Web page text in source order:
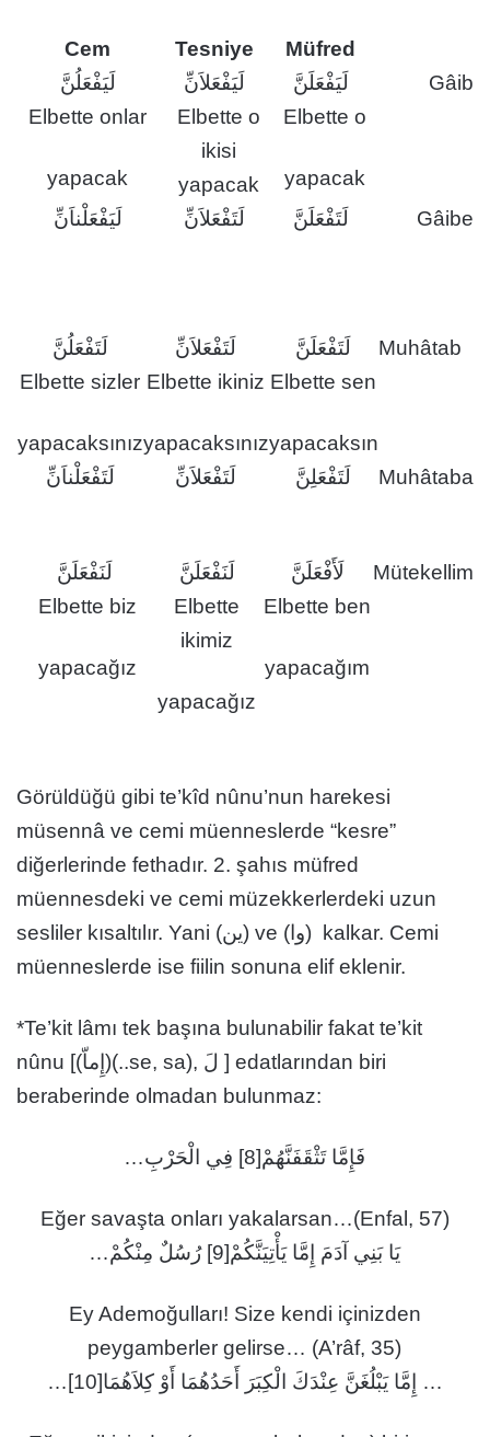
Müfred
Tesniye
Cem
Gâib
لَيَفْعَلَنَّ لَيَفْعَلاَنِّ
لَيَفْعَلُنَّ
Elbette o
yapacak
Elbette o
ikisi
yapacak
Elbette onlar
yapacak
Gâibe
لَتَفْعَلَنَّ لَتَفْعَلاَنِّ لَيَفْعَلْناَنِّ
Muhâtab لَتَفْعَلَنَّ لَتَفْعَلاَنِّ
لَتَفْعَلُنَّ
Elbette sen
yapacaksın
Elbette ikiniz
yapacaksınız
Elbette sizler
yapacaksınız
Muhâtaba
لَتَفْعَلِنَّ لَتَفْعَلاَنِّ لَتَفْعَلْناَنِّ
Mütekellim لَأَفْعَلَنَّ لَنَفْعَلَنَّ
لَنَفْعَلَنَّ
Elbette ben
yapacağım
Elbette
ikimiz
yapacağız
Elbette biz
yapacağız
Görüldüğü gibi te’kîd nûnu’nun harekesi
müsennâ ve cemi müenneslerde “kesre”
diğerlerinde fethadır. 2. şahıs müfred
müennesdeki ve cemi müzekkerlerdeki uzun
sesliler kısaltılır. Yani (ين) ve (وا) kalkar. Cemi
müenneslerde ise fiilin sonuna elif eklenir.
*Te’kit lâmı tek başına bulunabilir fakat te’kit
nûnu [(إِماّ)(..se, sa), لَ ] edatlarından biri
beraberinde olmadan bulunmaz:
فَإِمَّا تَثْقَفَنَّهُمْ[8] فِي الْحَرْبِ…
Eğer savaşta onları yakalarsan…(Enfal, 57)
يَا بَنِي آدَمَ إِمَّا يَأْتِيَنَّكُمْ[9] رُسُلٌ مِنْكُمْ…
Ey Ademoğulları! Size kendi içinizden
peygamberler gelirse… (A’râf, 35)
… إِمَّا يَبْلُغَنَّ عِنْدَكَ الْكِبَرَ أَحَدُهُمَا أَوْ كِلاَهُمَا[10]…